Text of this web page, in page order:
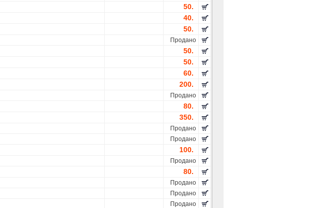
50.
40.
50.
Продано
50.
50.
60.
200.
Продано
80.
350.
Продано
Продано
100.
Продано
80.
Продано
Продано
Продано